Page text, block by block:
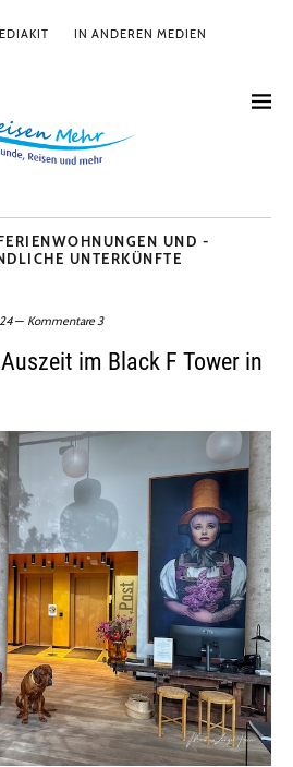
IN ANDEREN MEDIEN
UND -
UNTERKÜNFTE
Kommentare 3
im Black F Tower in